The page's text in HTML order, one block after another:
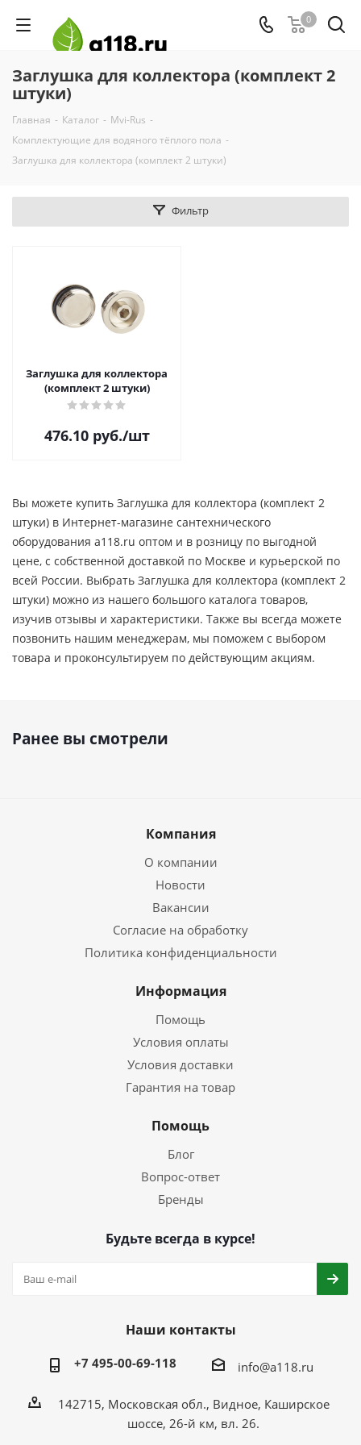
0
Заглушка для коллектора (комплект 2
штуки)
Главная - Каталог - Mvi-Rus -
Комплектующие для водяного тёплого пола -
Заглушка для коллектора (комплект 2 штуки)
Фильтр
Заглушка для коллектора
(комплект 2 штуки)
476.10руб./шт
Вы можете купить Заглушка для коллектора (комплект 2
штуки) в Интернет-магазине сантехнического
оборудования a118.ru оптом и в розницу по выгодной
цене, c собственной доставкой по Москве и курьерской по
всей России. Выбрать Заглушка для коллектора (комплект 2
штуки) можно из нашего большого каталога товаров,
изучив отзывы и характеристики. Также вы всегда можете
позвонить нашим менеджерам, мы поможем с выбором
товара и проконсультируем по действующим акциям.
Ранее вы смотрели
Компания
О компании
Новости
Вакансии
Согласие на обработку
Политика конфиденциальности
Информация
Помощь
Условия оплаты
Условия доставки
Гарантия на товар
Помощь
Блог
Вопрос-ответ
Бренды
Будьте всегда в курсе!
Наши контакты
+7 495-00-69-118 info@a118.ru
142715, Московская обл., Видное, Каширское
шоссе, 26-й км, вл. 26.